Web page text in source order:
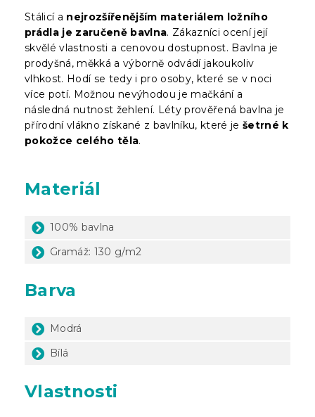
Stálicí a nejrozšířenějším materiálem ložního
prádla je zaručeně bavlna. Zákazníci ocení její
skvělé vlastnosti a cenovou dostupnost. Bavlna je
prodyšná, měkká a výborně odvádí jakoukoliv
vlhkost. Hodí se tedy i pro osoby, které se v noci
více potí. Možnou nevýhodou je mačkání a
následná nutnost žehlení. Léty prověřená bavlna je
přírodní vlákno získané z bavlníku, které je šetrné k
pokožce celého těla.
Materiál
100% bavlna
Gramáž: 130 g/m2
Barva
Modrá
Bílá
Vlastnosti